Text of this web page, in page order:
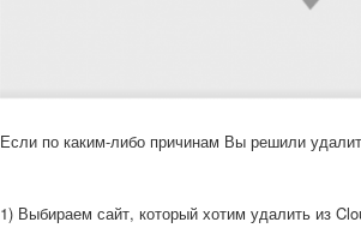
Если по каким-либо причинам Вы решили
1) Выбираем сайт, который хотим удалить из